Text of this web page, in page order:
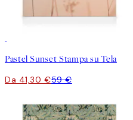
Pastel Sunset Stampa su Tela
Da 41,30 €59 €